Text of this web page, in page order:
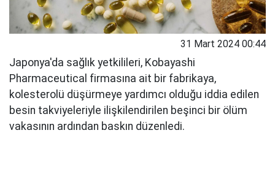
31 Mart 2024 00:44
Japonya'da sağlık yetkilileri, Kobayashi
Pharmaceutical firmasına ait bir fabrikaya,
kolesterolü düşürmeye yardımcı olduğu iddia edilen
besin takviyeleriyle ilişkilendirilen beşinci bir ölüm
vakasının ardından baskın düzenledi.